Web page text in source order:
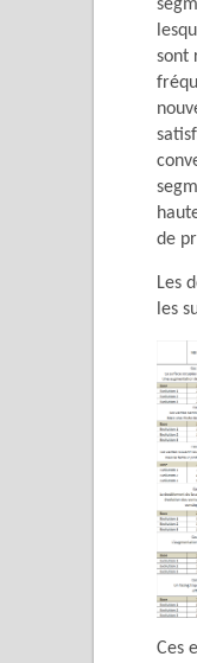
sont
de
Les
les
Ces